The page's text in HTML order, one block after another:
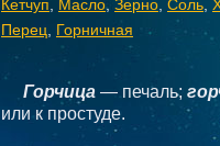
Кетчуп
Масло, Зерно Соль
Перец
Горничная
Горчица — печаль;
или к простуде.